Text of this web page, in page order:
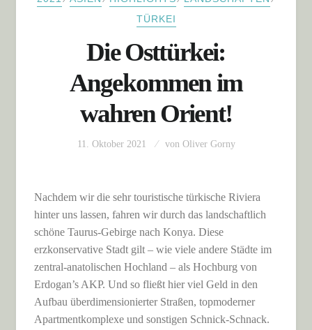
TÜRKEI
Die Osttürkei:
Angekommen im
wahren Orient!
11. Oktober 2021 von Oliver Gorny
Nachdem wir die sehr touristische türkische Riviera
hinter uns lassen, fahren wir durch das landschaftlich
schöne Taurus-Gebirge nach Konya. Diese
erzkonservative Stadt gilt – wie viele andere Städte im
zentral-anatolischen Hochland – als Hochburg von
Erdogan’s AKP. Und so fließt hier viel Geld in den
Aufbau überdimensionierter Straßen, topmoderner
Apartmentkomplexe und sonstigen Schnick-Schnack.